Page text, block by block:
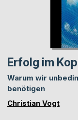
Erfolg im
Warum wir
benötigen
Christian Vogt